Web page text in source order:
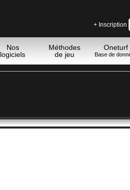
+ Inscription
Nos
logiciels
Méthodes
de jeu
Oneturf
Base de